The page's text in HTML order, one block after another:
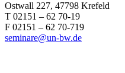
Ostwall 227, 47798 Krefeld
T 02151 – 62 70-19
F 02151 – 62 70-719
seminare@un-bw.de